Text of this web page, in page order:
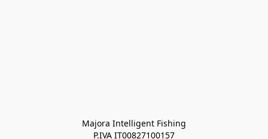
Majora Intelligent Fishing
P.IVA IT00827100157